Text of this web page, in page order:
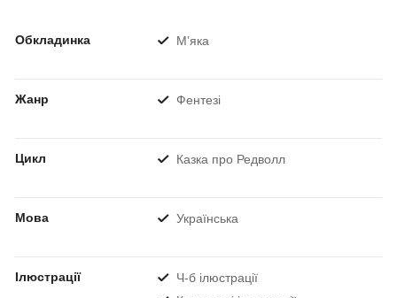
Обкладинка М’яка
Жанр Фентезі
Цикл Казка про Редволл
Мова Українська
Ілюстрації
Ч-б ілюстрації